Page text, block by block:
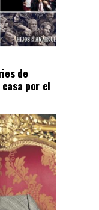
de
por el